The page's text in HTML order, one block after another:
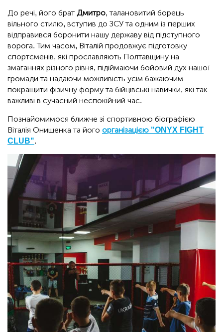
До речі, його брат Дмитро, талановитий борець
вільного стилю, вступив до ЗСУ та одним із перших
відправився боронити нашу державу від підступного
ворога. Тим часом, Віталій продовжує підготовку
спортсменів, які прославляють Полтавщину на
змаганнях різного рівня, підіймаючи бойовий дух нашої
громади та надаючи можливість усім бажаючим
покращити фізичну форму та бійцівські навички, які так
важливі в сучасний неспокійний час.
Познайомимося ближче зі спортивною біографією
Віталія Онищенка та його організацією "ONYX FIGHT
CLUB".